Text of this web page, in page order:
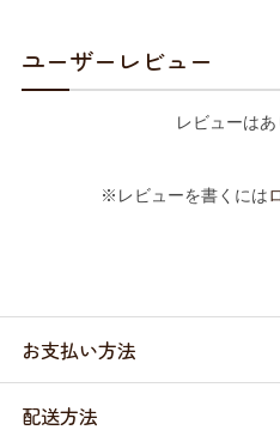
ユーザーレビュー
レビューはあ
※レビューを書くには
お支払い方法
配送方法